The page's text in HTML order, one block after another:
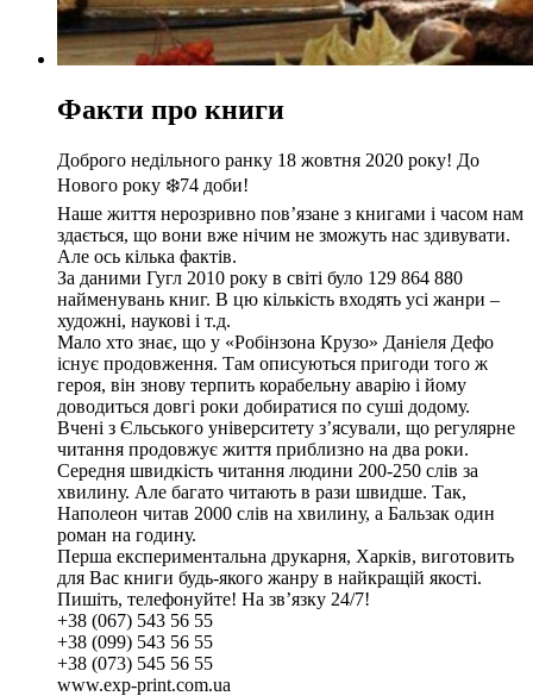
Факти про книги
Доброго недільного ранку 18 жовтня 2020 року! До
Нового року ❄️74 доби!
Наше життя нерозривно пов’язане з книгами і часом нам
здається, що вони вже нічим не зможуть нас здивувати.
Але ось кілька фактів.
За даними Гугл 2010 року в світі було 129 864 880
найменувань книг. В цю кількість входять усі жанри –
художні, наукові і т.д.
Мало хто знає, що у «Робінзона Крузо» Даніеля Дефо
існує продовження. Там описуються пригоди того ж
героя, він знову терпить корабельну аварію і йому
доводиться довгі роки добиратися по суші додому.
Вчені з Єльського університету з’ясували, що регулярне
читання продовжує життя приблизно на два роки.
Середня швидкість читання людини 200-250 слів за
хвилину. Але багато читають в рази швидше. Так,
Наполеон читав 2000 слів на хвилину, а Бальзак один
роман на годину.
Перша експериментальна друкарня, Харків, виготовить
для Вас книги будь-якого жанру в найкращій якості.
Пишіть, телефонуйте! На зв’язку 24/7!
+38 (067) 543 56 55
+38 (099) 543 56 55
+38 (073) 545 56 55
www.exp-print.com.ua